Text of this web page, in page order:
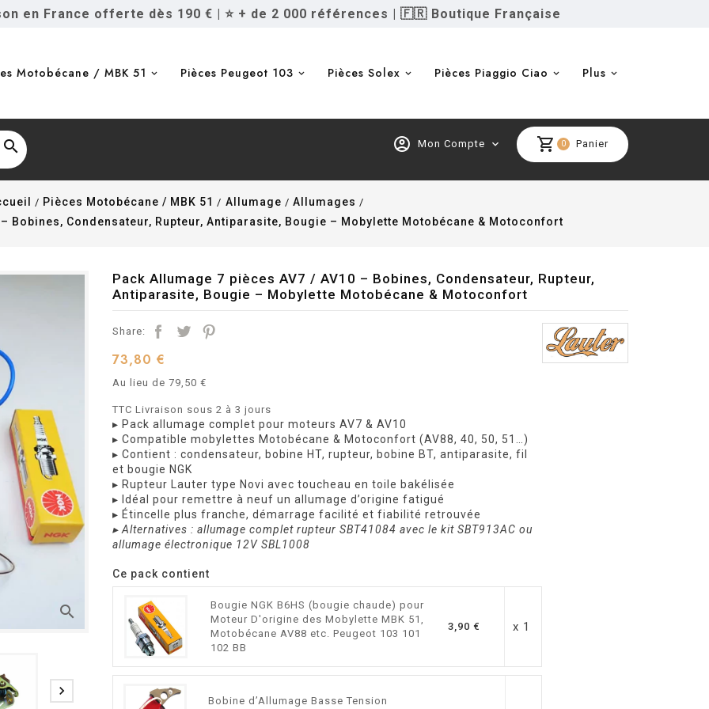
en France offerte dès 190 € | ⭐ + de 2 000 références | 🇫🇷 Boutique Française
Motobécane / MBK 51 Pièces Peugeot 103 Pièces Solex Pièces Piaggio Ciao Plus
 shopping_cart 0 Panier
account_circle Mon Compte expand_more
Pièces Motobécane / MBK 51 Allumage
Allumages
Bobines, Condensateur, Rupteur, Antiparasite, Bougie – Mobylette Motobécane & Motoconfort
search

Pack Allumage 7 pièces AV7 / AV10 – Bobines, Condensateur, Rupteur,
Antiparasite, Bougie – Mobylette Motobécane & Motoconfort
Share:
73,80 €
Au lieu de 79,50 €
TTC Livraison sous 2 à 3 jours
▸ Pack allumage complet pour moteurs AV7 & AV10
▸ Compatible mobylettes Motobécane & Motoconfort (AV88, 40, 50, 51…)
▸ Contient : condensateur, bobine HT, rupteur, bobine BT, antiparasite, fil
et bougie NGK
▸ Rupteur Lauter type Novi avec toucheau en toile bakélisée
▸ Idéal pour remettre à neuf un allumage d’origine fatigué
▸ Étincelle plus franche, démarrage facilité et fiabilité retrouvée
▸ Alternatives : allumage complet rupteur SBT41084 avec le kit SBT913AC ou
allumage électronique 12V SBL1008
Ce pack contient
Bougie NGK B6HS (bougie chaude) pour
Moteur D'origine des Mobylette MBK 51,
Motobécane AV88 etc. Peugeot 103 101
102 BB
3,90 € x 1
Bobine d’Allumage Basse Tension